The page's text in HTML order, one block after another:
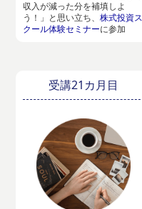
収入が減った分を補填しよ
う！」と思い立ち、株式投資ス
クール体験セミナーに参加
受講21カ月目